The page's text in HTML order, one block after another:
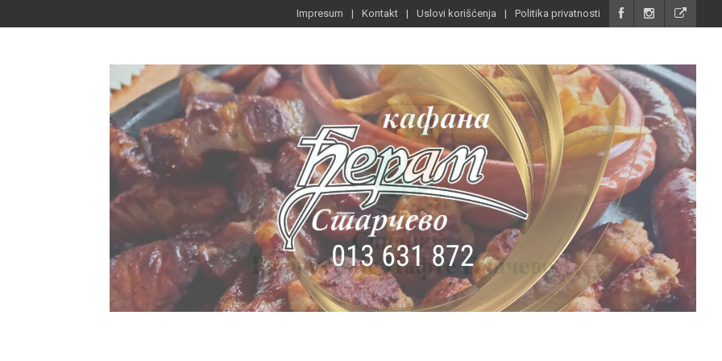
Impresum Kontakt Uslovi korišćenja Politika privatnosti